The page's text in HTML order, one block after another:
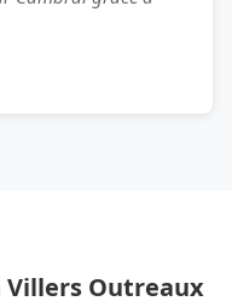
Villers Outreaux